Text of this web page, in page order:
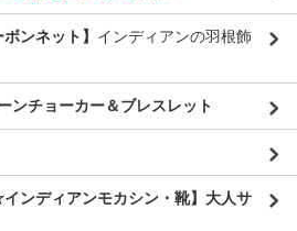
ンネット】 インディアンの羽根飾
ンチョーカー＆ブレスレット
ンディアンモカシン・靴】大人サ